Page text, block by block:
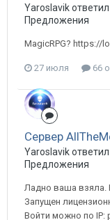
Yaroslavik
Предложения
MagicRPG? https://
27 июля 66
Сервер
Yaroslavik
Предложения
Ладно ваша взяла.
Запущен
Войти можно по IP: